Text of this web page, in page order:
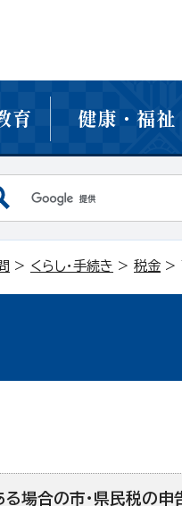
育 健康・福祉
> くらし・手続き > 税金 >
場合の市・県民税の申